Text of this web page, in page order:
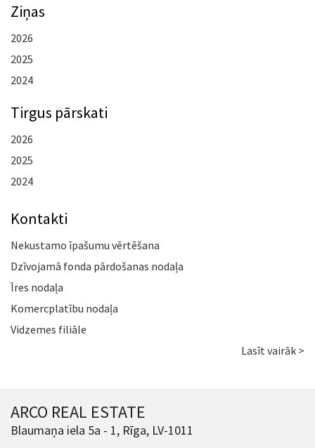
Ziņas
2026
2025
2024
Tirgus pārskati
2026
2025
2024
Kontakti
Nekustamo īpašumu vērtēšana
Dzīvojamā fonda pārdošanas nodaļa
Īres nodaļa
Komercplatību nodaļa
Vidzemes filiāle
Lasīt vairāk >
ARCO REAL ESTATE
Blaumaņa iela 5a - 1, Rīga, LV-1011